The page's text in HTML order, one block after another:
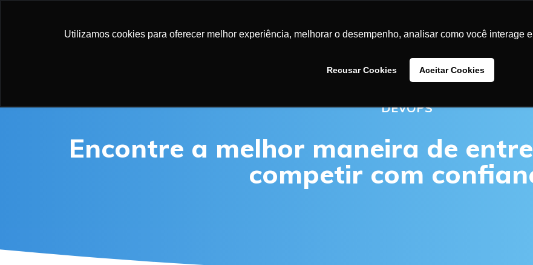
Utilizamos cookies para oferecer melhor experiência, melhorar o desempenho, analisar como você interage
Recusar Cookies Aceitar Cookies
DEVOPS
Encontre a melhor maneira de
competir com